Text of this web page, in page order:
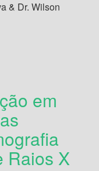
& Dr. Wilson
em
Raios X